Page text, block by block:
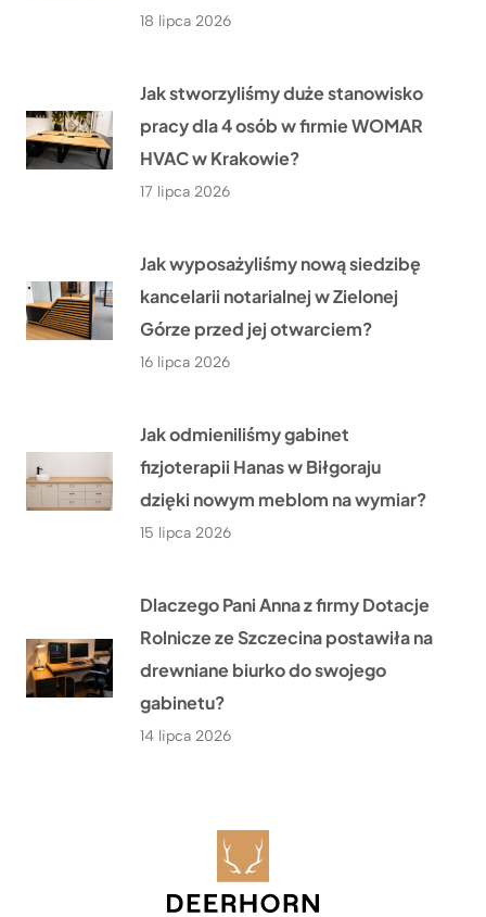
18 lipca 2026
Jak stworzyliśmy duże stanowisko
pracy dla 4 osób w firmie WOMAR
HVAC w Krakowie?
17 lipca 2026
Jak wyposażyliśmy nową siedzibę
kancelarii notarialnej w Zielonej
Górze przed jej otwarciem?
16 lipca 2026
Jak odmieniliśmy gabinet
fizjoterapii Hanas w Biłgoraju
dzięki nowym meblom na wymiar?
15 lipca 2026
Dlaczego Pani Anna z firmy Dotacje
Rolnicze ze Szczecina postawiła na
drewniane biurko do swojego
gabinetu?
14 lipca 2026